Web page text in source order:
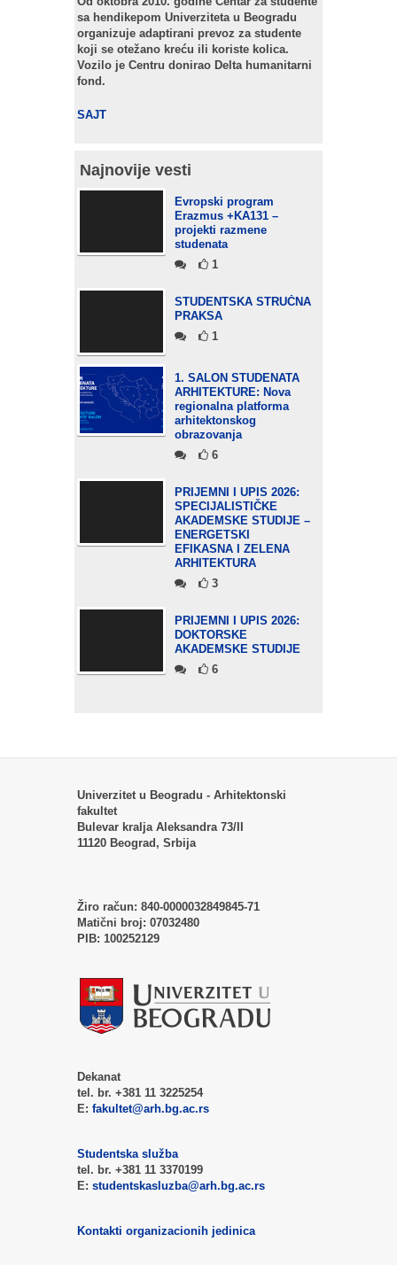
sa hendikepom Univerziteta u Beogradu
organizuje adaptirani prevoz za studente
koji se otežano kreću ili koriste kolica.
Vozilo je Centru donirao Delta humanitarni
fond.
SAJT
Najnovije vesti
Evropski program
Erazmus +KA131 –
projekti razmene
studenata
1
STUDENTSKA STRUČNA
PRAKSA
1
1. SALON STUDENATA
ARHITEKTURE: Nova
regionalna platforma
arhitektonskog
obrazovanja
6
PRIJEMNI I UPIS 2026:
SPECIJALISTIČKE
AKADEMSKE STUDIJE –
ENERGETSKI
EFIKASNA I ZELENA
ARHITEKTURA
3
PRIJEMNI I UPIS 2026:
DOKTORSKE
AKADEMSKE STUDIJE
6
Univerzitet u Beogradu - Arhitektonski
fakultet
Bulevar kralja Aleksandra 73/II
11120 Beograd, Srbija
Žiro račun: 840-0000032849845-71
Matični broj: 07032480
PIB: 100252129
Dekanat
tel. br. +381 11 3225254
E: fakultet@arh.bg.ac.rs
Studentska služba
tel. br. +381 11 3370199
E: studentskasluzba@arh.bg.ac.rs
Kontakti organizacionih jedinica